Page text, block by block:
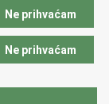
Ne prihvaćam
Ne prihvaćam